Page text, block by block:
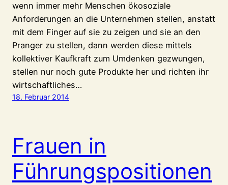
wenn immer mehr Menschen ökosoziale
Anforderungen an die Unternehmen stellen, anstatt
mit dem Finger auf sie zu zeigen und sie an den
Pranger zu stellen, dann werden diese mittels
kollektiver Kaufkraft zum Umdenken gezwungen,
stellen nur noch gute Produkte her und richten ihr
wirtschaftliches…
18. Februar 2014
Frauen in
Führungspositionen